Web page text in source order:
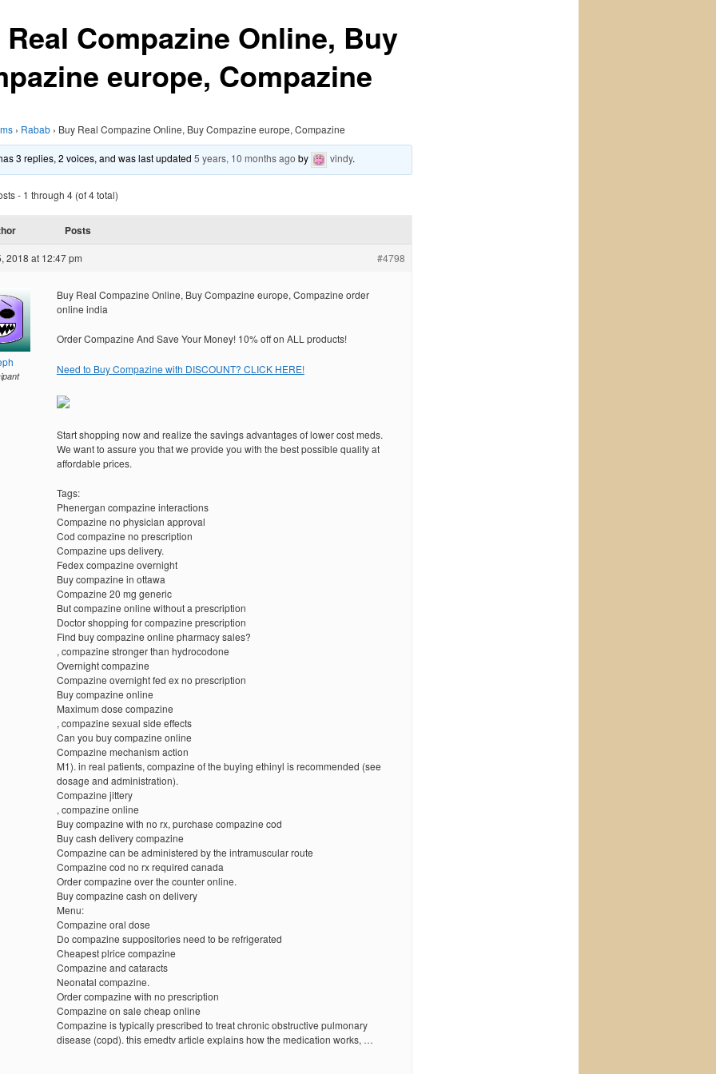
Compazine Online, Buy
europe, Compazine
› Rabab › Buy Real Compazine Online, Buy Compazine europe, Compazine
3 replies, 2 voices, and was last updated5 years, 10 months ago by vindy.
- 1 through 4 (of 4 total)
Posts
2018 at 12:47 pm #4798
Buy Real Compazine Online, Buy Compazine europe, Compazine order
online india
Order Compazine And Save Your Money! 10% off on ALL products!
Need to Buy Compazine with DISCOUNT? CLICK HERE!
Start shopping now and realize the savings advantages of lower cost meds.
We want to assure you that we provide you with the best possible quality at
affordable prices.
Tags:
Phenergan compazine interactions
Compazine no physician approval
Cod compazine no prescription
Compazine ups delivery.
Fedex compazine overnight
Buy compazine in ottawa
Compazine 20 mg generic
But compazine online without a prescription
Doctor shopping for compazine prescription
Find buy compazine online pharmacy sales?
, compazine stronger than hydrocodone
Overnight compazine
Compazine overnight fed ex no prescription
Buy compazine online
Maximum dose compazine
, compazine sexual side effects
Can you buy compazine online
Compazine mechanism action
M1). in real patients, compazine of the buying ethinyl is recommended (see
dosage and administration).
Compazine jittery
, compazine online
Buy compazine with no rx, purchase compazine cod
Buy cash delivery compazine
Compazine can be administered by the intramuscular route
Compazine cod no rx required canada
Order compazine over the counter online.
Buy compazine cash on delivery
Menu:
Compazine oral dose
Do compazine suppositories need to be refrigerated
Cheapest plrice compazine
Compazine and cataracts
Neonatal compazine.
Order compazine with no prescription
Compazine on sale cheap online
Compazine is typically prescribed to treat chronic obstructive pulmonary
disease (copd). this emedtv article explains how the medication works, …